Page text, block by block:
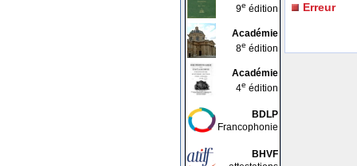
9e édition
Académie
8e édition
Académie
4e édition
BDLP
Francophonie
BHVF
Erreur